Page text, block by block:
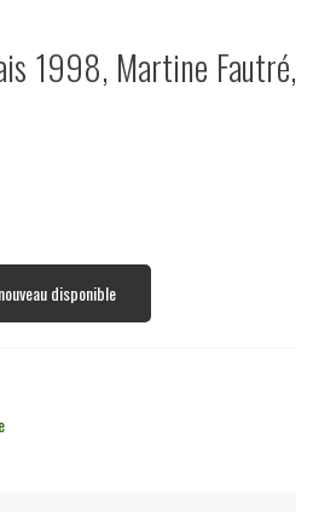
1998, Martine Fautré,
disponible